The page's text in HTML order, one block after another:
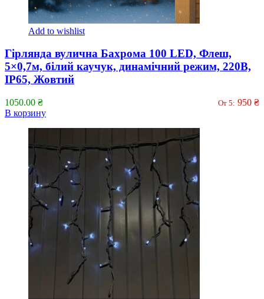
Add to wishlist
Гірлянда вулична Бахрома 100 LED, Флеш,
5×0,7м, білий каучук, динамічний режим, 220В,
IP65, Жовтий
1050.00 ₴ От 5: 950 ₴
В корзину